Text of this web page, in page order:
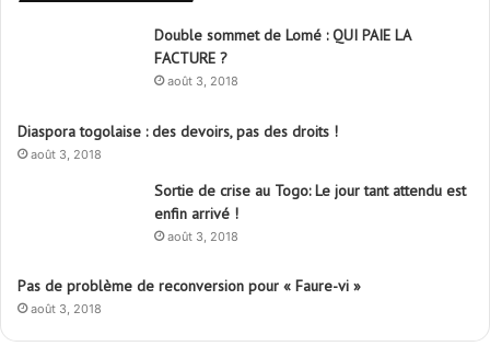
Double sommet de Lomé : QUI PAIE LA
FACTURE ?
août 3, 2018
Diaspora togolaise : des devoirs, pas des droits !
août 3, 2018
Sortie de crise au Togo: Le jour tant attendu est
enfin arrivé !
août 3, 2018
Pas de problème de reconversion pour « Faure-vi »
août 3, 2018